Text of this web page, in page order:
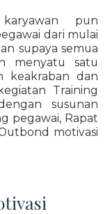
pun
dari mulai
supaya semua
menyatu satu
keakraban dan
Training
susunan
pegawai, Rapat
motivasi